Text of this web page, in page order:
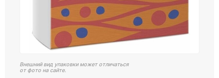
Внешний вид упаковки может отличаться
от фото на сайте.